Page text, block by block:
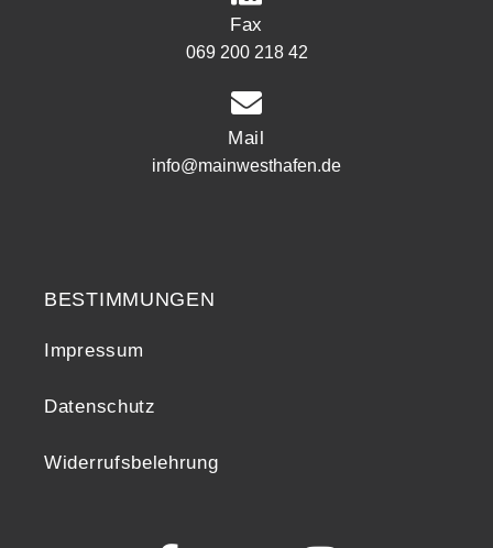
Fax
069 200 218 42
Mail
info@mainwesthafen.de
BESTIMMUNGEN
Impressum
Datenschutz
Widerrufsbelehrung